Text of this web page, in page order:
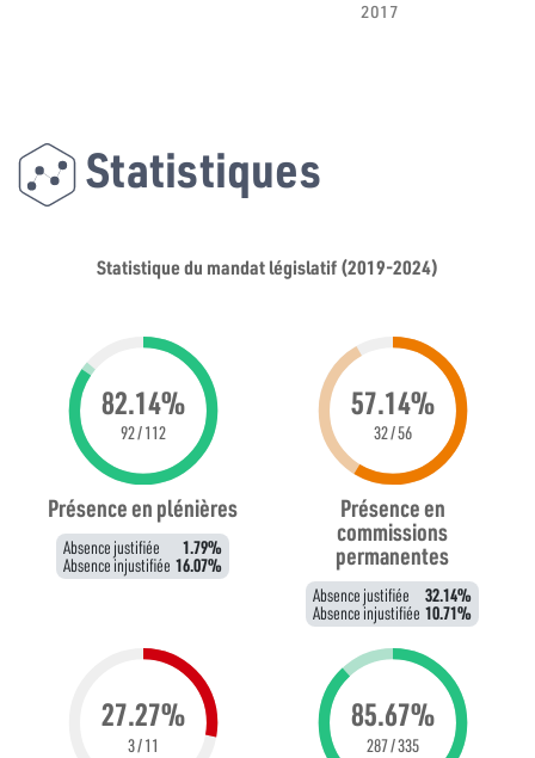
2017
Statistiques
Statistique du mandat législatif (2019-2024)
82.14%
92 / 112
Présence en plénières
Absence justifiée 1.79%
Absence injustifiée 16.07%
57.14%
32 / 56
Présence en
commissions
permanentes
Absence justifiée 32.14%
Absence injustifiée 10.71%
27.27%
3 / 11
85.67%
287 / 335